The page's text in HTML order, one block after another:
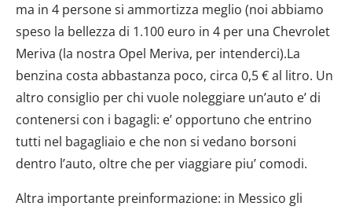
ma in 4 persone si ammortizza meglio (noi abbiamo
speso la bellezza di 1.100 euro in 4 per una Chevrolet
Meriva (la nostra Opel Meriva, per intenderci).La
benzina costa abbastanza poco, circa 0,5 € al litro. Un
altro consiglio per chi vuole noleggiare un’auto e’ di
contenersi con i bagagli: e’ opportuno che entrino
tutti nel bagagliaio e che non si vedano borsoni
dentro l’auto, oltre che per viaggiare piu’ comodi.
Altra importante preinformazione: in Messico gli